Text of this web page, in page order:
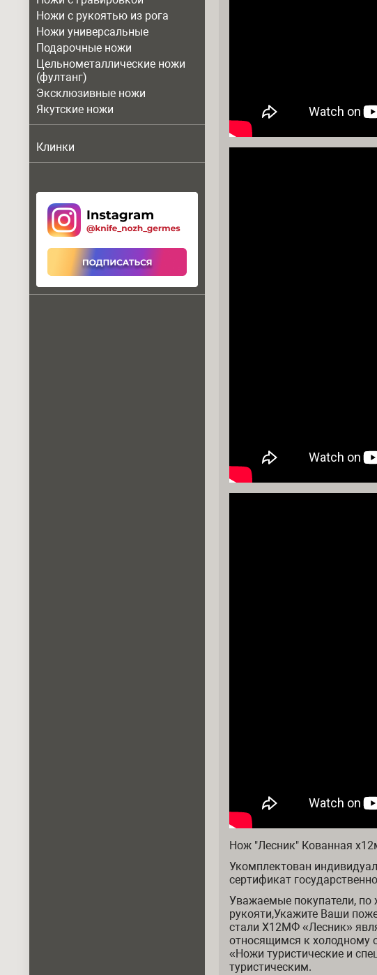
Ножи с рукоятью из рога
Ножи универсальные
Подарочные ножи
Цельнометаллические ножи
(фултанг)
Эксклюзивные ножи
Якутские ножи
Клинки
Нож "Лесник" Кованная
Укомплектован
сертификат
Уважаемые покупатели,
рукояти,Укажите Ваши
стали Х12МФ «Лесник»
относящимся к холодному
«Ножи туристические и
туристическим.